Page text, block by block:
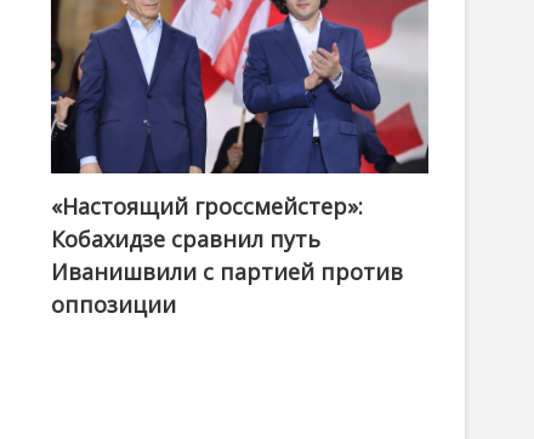
@ქართული ოცნება / Georgian Dream
«Настоящий гроссмейстер»:
Кобахидзе сравнил путь
Иванишвили с партией против
оппозиции